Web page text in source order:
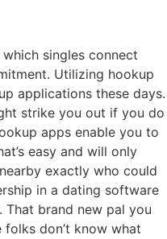
singles connect
Utilizing hookup
applications these days.
strike you out if you do
apps enable you to
easy and will only
exactly who could
in a dating software
brand new pal you
don’t know what